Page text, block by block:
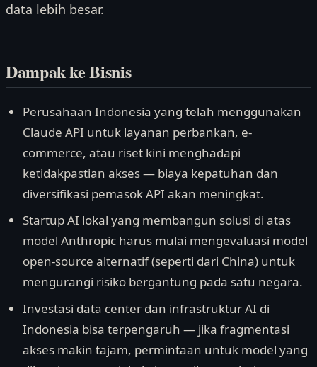
data lebih besar.
Dampak ke Bisnis
Perusahaan Indonesia yang telah menggunakan
Claude API untuk layanan perbankan, e-
commerce, atau riset kini menghadapi
ketidakpastian akses — biaya kepatuhan dan
diversifikasi pemasok API akan meningkat.
Startup AI lokal yang membangun solusi di atas
model Anthropic harus mulai mengevaluasi model
open-source alternatif (seperti dari China) untuk
mengurangi risiko bergantung pada satu negara.
Investasi data center dan infrastruktur AI di
Indonesia bisa terpengaruh — jika fragmentasi
akses makin tajam, permintaan untuk model yang